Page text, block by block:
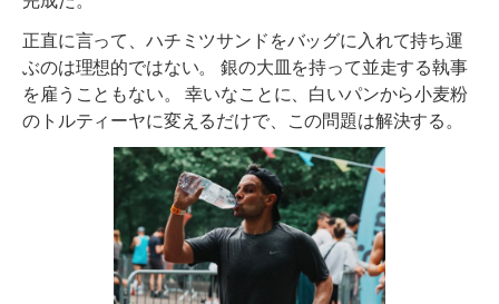
正直に言って、ハチミツサンドをバッグに入れて持ち運
ぶのは理想的ではない。 銀の大皿を持って並走する執事
を雇うこともない。 幸いなことに、白いパンから小麦粉
のトルティーヤに変えるだけで、この問題は解決する。